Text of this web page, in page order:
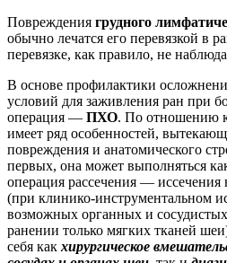
Повреждения грудного
обычно лечатся его перевязкой в
перевязке, как правило, не
В основе профилактики
условий для заживления ран при
операция — ПХО. По отношению
имеет ряд особенностей,
повреждения и анатомического
первых, она может выполняться
операция рассечения —
(при клинико-инструментальном
возможных органных и
ранении только мягких тканей
себя как хирургическое